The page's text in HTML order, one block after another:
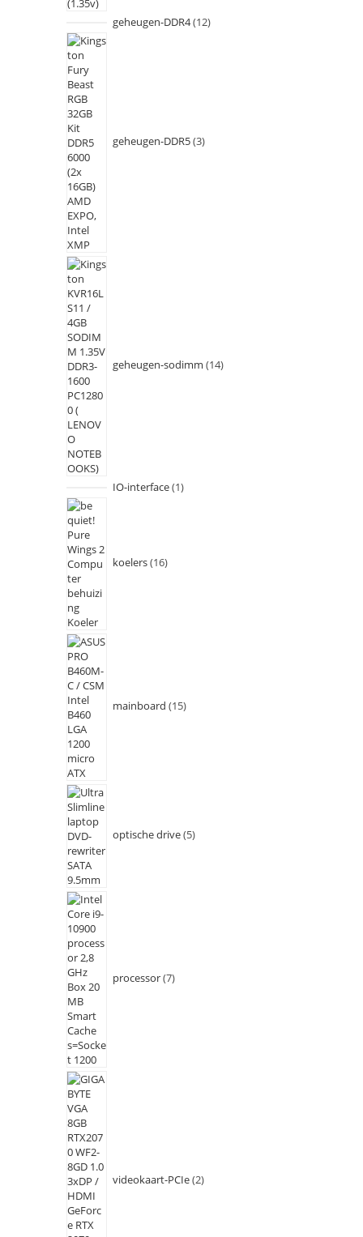
geheugen-DDR4 12
geheugen-DDR5 3
geheugen-sodimm 14
IO-interface 1
koelers 16
mainboard 15
optische drive 5
processor 7
videokaart-PCIe 2